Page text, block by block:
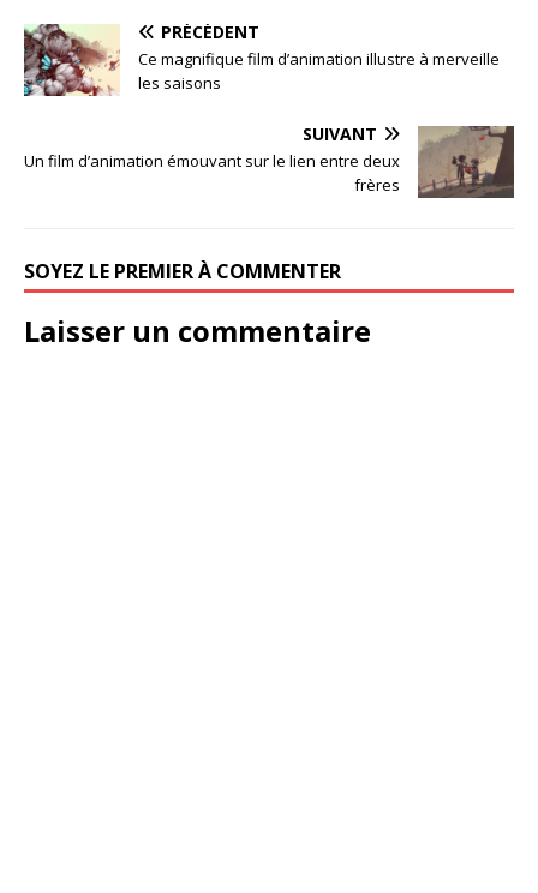
PRÉCÉDENT
Ce magnifique film d’animation illustre à merveille
les saisons
SUIVANT
Un film d’animation émouvant sur le lien entre deux
frères
SOYEZ LE PREMIER À COMMENTER
Laisser un commentaire